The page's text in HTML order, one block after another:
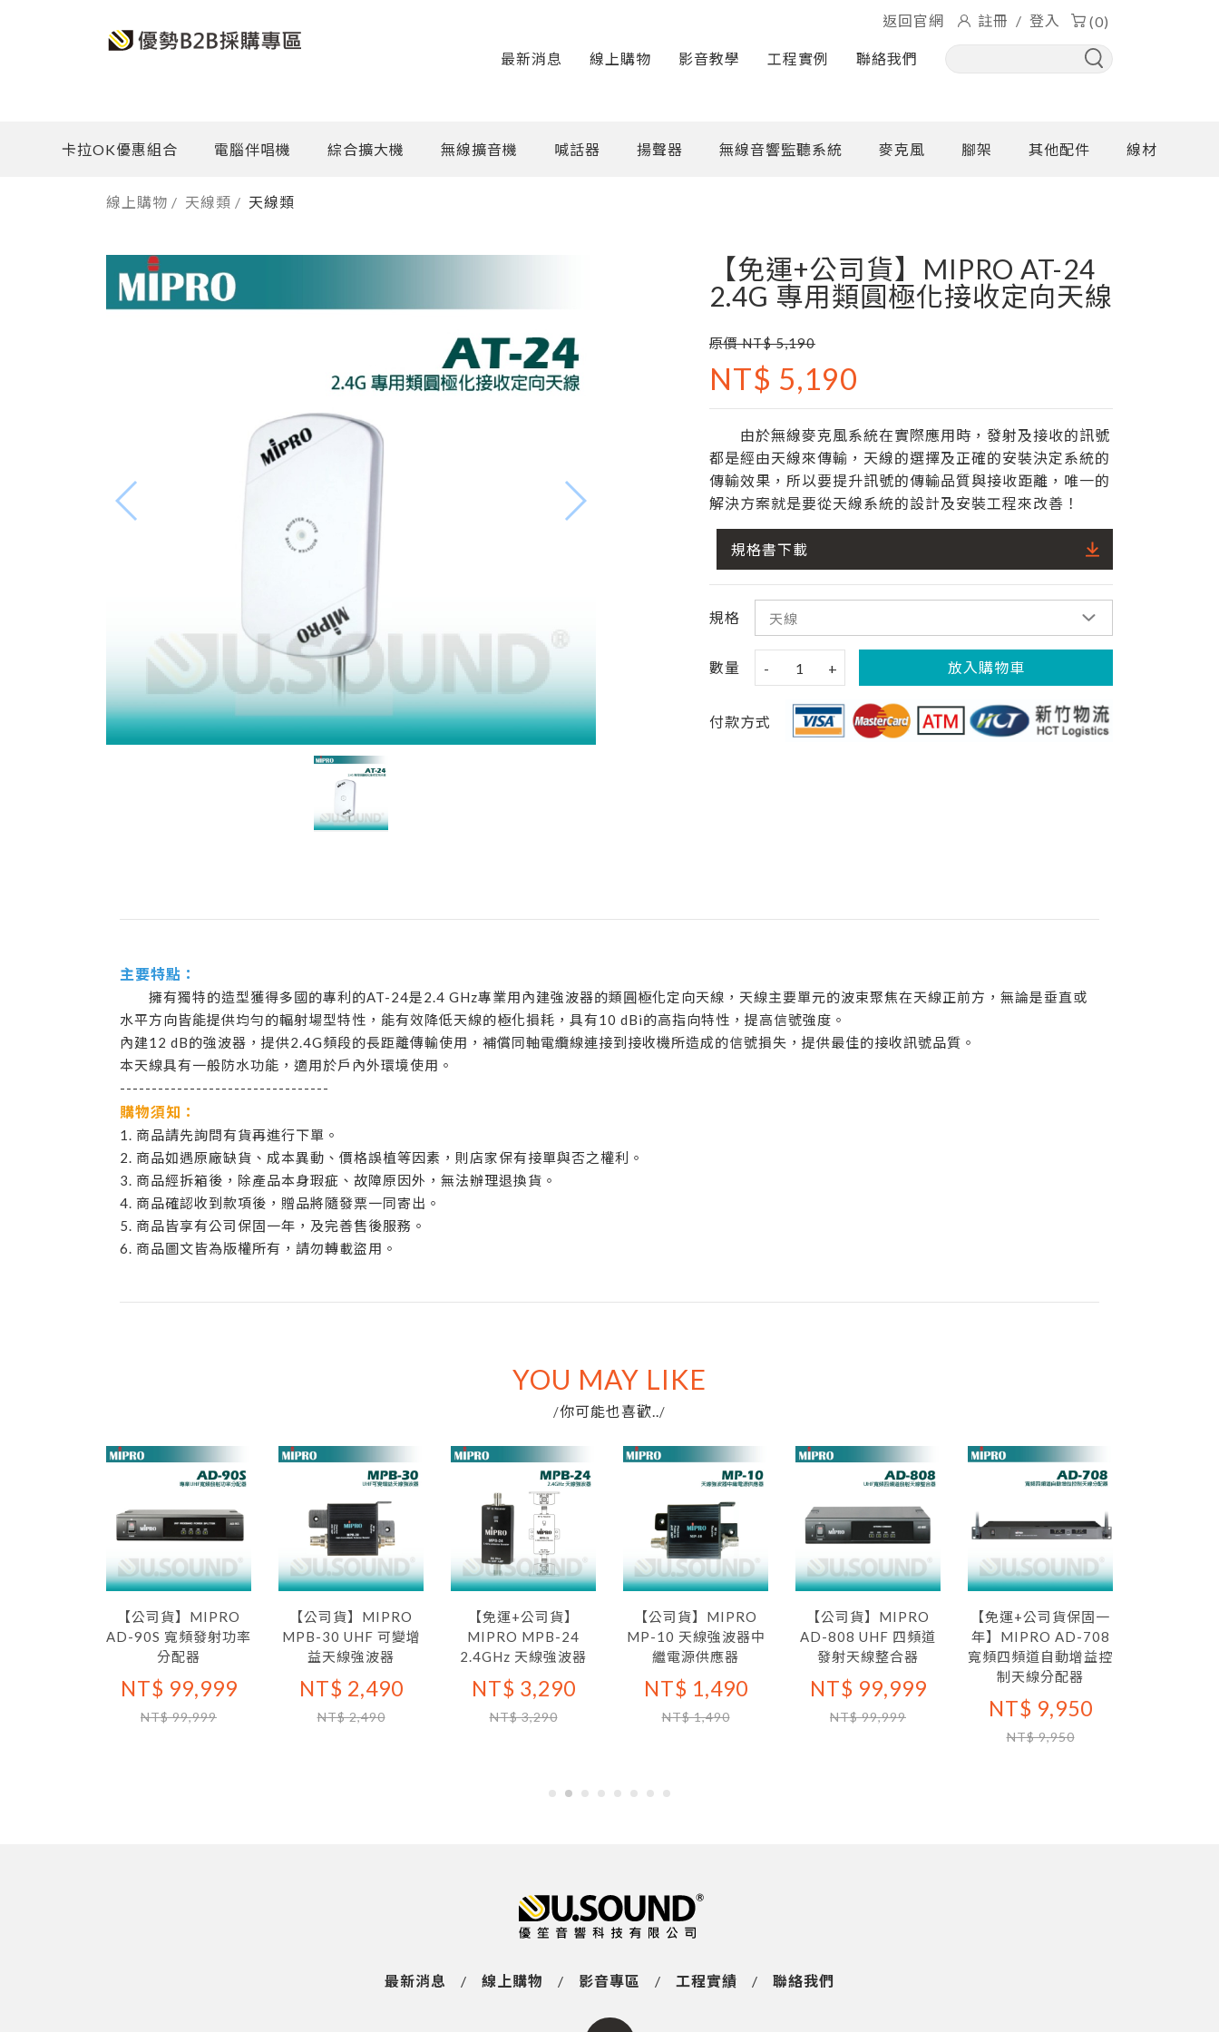
最新消息 線上購物 影音教學 工程實例 聯絡我們
返回官網 註冊 / 登入 (0)
卡拉OK優惠組合 電腦伴唱機 綜合擴大機 無線擴音機 喊話器 揚聲器 無線音響監聽系統 麥克風 腳架 其他配件 線材
線上購物 / 天線類 / 天線類
【免運+公司貨】MIPRO AT-24
2.4G 專用類圓極化接收定向天線
原價 NT$ 5,190
NT$ 5,190
由於無線麥克風系統在實際應用時，發射及接收的訊號
都是經由天線來傳輸，天線的選擇及正確的安裝決定系統的
傳輸效果，所以要提升訊號的傳輸品質與接收距離，唯一的
解決方案就是要從天線系統的設計及安裝工程來改善！
規格書下載
規格
數量 - 1 + 放入購物車
付款方式
主要特點：
擁有獨特的造型獲得多國的專利的AT-24是2.4 GHz專業用內建強波器的類圓極化定向天線，天線主要單元的波束聚焦在天線正前方，無論是垂直或
水平方向皆能提供均勻的輻射場型特性，能有效降低天線的極化損耗，具有10 dBi的高指向特性，提高信號強度。
內建12 dB的強波器，提供2.4G頻段的長距離傳輸使用，補償同軸電纜線連接到接收機所造成的信號損失，提供最佳的接收訊號品質。
本天線具有一般防水功能，適用於戶內外環境使用。
---------------------------------
購物須知：
1. 商品請先詢問有貨再進行下單。
2. 商品如遇原廠缺貨、成本異動、價格誤植等因素，則店家保有接單與否之權利。
3. 商品經拆箱後，除產品本身瑕疵、故障原因外，無法辦理退換貨。
4. 商品確認收到款項後，贈品將隨發票一同寄出。
5. 商品皆享有公司保固一年，及完善售後服務。
6. 商品圖文皆為版權所有，請勿轉載盜用。
YOU MAY LIKE
/你可能也喜歡.. /
【公司貨】MIPRO
AD-90S 寬頻發射功率
分配器
NT$ 99,999
NT$ 99,999
【公司貨】MIPRO
MPB-30 UHF 可變增
益天線強波器
NT$ 2,490
NT$ 2,490
【免運+公司貨】
MIPRO MPB-24
2.4GHz 天線強波器
NT$ 3,290
NT$ 3,290
【公司貨】MIPRO
MP-10 天線強波器中
繼電源供應器
NT$ 1,490
NT$ 1,490
【公司貨】MIPRO
AD-808 UHF 四頻道
發射天線整合器
NT$ 99,999
NT$ 99,999
【免運+公司貨保固一
年】MIPRO AD-708
寬頻四頻道自動增益控
制天線分配器
NT$ 9,950
NT$ 9,950
最新消息 / 線上購物 / 影音專區 / 工程實績 / 聯絡我們